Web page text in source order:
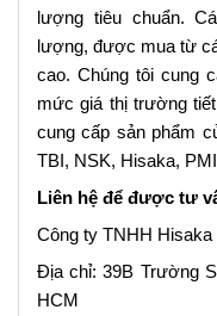
lượng tiêu chuẩn.
lượng, được mua từ
cao. Chúng tôi cung
mức giá thị trường
cung cấp sản phẩm
TBI, NSK, Hisaka,
Liên hệ để được tư
Công ty TNHH Hisaka
Địa chỉ: 39B Trường
HCM